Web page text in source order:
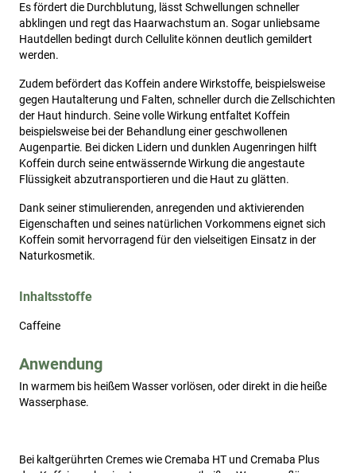
Es fördert die Durchblutung, lässt Schwellungen schneller
abklingen und regt das Haarwachstum an. Sogar unliebsame
Hautdellen bedingt durch Cellulite können deutlich gemildert
werden.
Zudem befördert das Koffein andere Wirkstoffe, beispielsweise
gegen Hautalterung und Falten, schneller durch die Zellschichten
der Haut hindurch. Seine volle Wirkung entfaltet Koffein
beispielsweise bei der Behandlung einer geschwollenen
Augenpartie. Bei dicken Lidern und dunklen Augenringen hilft
Koffein durch seine entwässernde Wirkung die angestaute
Flüssigkeit abzutransportieren und die Haut zu glätten.
Dank seiner stimulierenden, anregenden und aktivierenden
Eigenschaften und seines natürlichen Vorkommens eignet sich
Koffein somit hervorragend für den vielseitigen Einsatz in der
Naturkosmetik.
Inhaltsstoffe
Caffeine
Anwendung
In warmem bis heißem Wasser vorlösen, oder direkt in die heiße
Wasserphase.
Bei kaltgerührten Cremes wie Cremaba HT und Cremaba Plus